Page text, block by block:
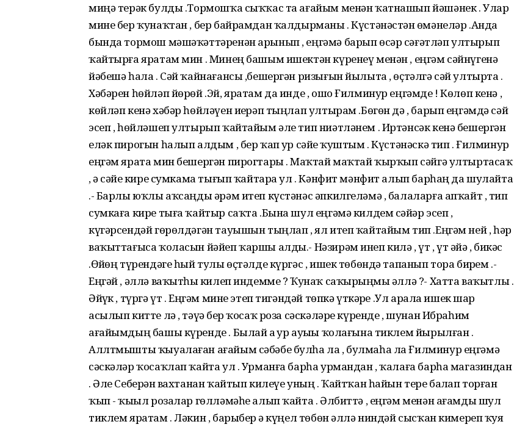
миңә терәк булды .Тормошҡа сыҡҡас та ағайым менән ҡатнашып йәшәнек . Улар
мине бер ҡунаҡтан , бер байрамдан ҡалдырманы . Күстәнәстән өҙмәнеләр .Анда
бында тормош мәшәҡәттәренән арынып , еңгәмә барып өсәр сәғәтләп ултырып
ҡайтырға яратам мин . Минең башым ишектән күренеү менән , еңгәм сәйнүгенә
йәбешә һала . Сәй ҡайнағансы ,бешергән ризығын йылыта , өҫтәлгә сәй ултырта .
Хәбәрен һөйләп йөрөй .Эй, яратам да инде , ошо Ғилминур еңгәмде ! Көлөп кенә ,
көйләп кенә хәбәр һөйләүен иҙерәп тыңлап ултырам .Бөгөн дә , барып еңгәмдә сәй
эсеп , һөйләшеп ултырып ҡайтайым әле тип ниәтләнем . Иртәнсәк кенә бешергән
еләк пирогын һалып алдым , бер ҡап ҙур сәйҙе ҡуштым . Күстәнәскә тип . Ғилминур
еңгәм ярата мин бешергән пирогтарҙы . Маҡтай маҡтай ҡырҡып сәйгә ултыртасаҡ
, ә сәйҙе кире сумкама тығып ҡайтара ул . Кәнфит мәнфит алып барһаң да шулайта
.- Барлы юҡлы аҡсаңды әрәм итеп күстәнәс әпкилгеләмә , балаларға апҡайт , тип
сумкаға кире тыға ҡайтыр саҡта .Бына шул еңгәмә килдем сәйҙәр эсеп ,
күгәрсендәй гөрөлдәгән тауышын тыңлап , ял итеп ҡайтайым тип .Еңгәм ней , һәр
ваҡыттағыса ҡоласын йәйеп ҡаршы алды.- Нәзирәм инеп килә , үт , үт әйҙә , бикәс
.Өйҙөң түрендәге һый тулы өҫтәлде күргәс , ишек төбөндә тапанып тора бирҙем .-
Еңгәй , әллә ваҡытһыҙ килеп индемме ? Ҡунаҡ саҡырҙыңмы әллә ?- Хатта ваҡытлы .
Әйҙүк , түргә үт . Еңгәм мине этеп тигәндәй төпкә үткәрҙе .Ул арала ишек шар
асылып китте лә , тәүҙә бер ҡосаҡ роза сәскәләре күренде , шунан Ибраһим
ағайымдың башы күренде . Былай ҙа ҙур ауыҙы ҡолағына тиклем йырылған .
Аллтмышты ҡыуалаған ағайым сәбәбе булһа ла , булмаһа ла Ғилминур еңгәмә
сәскәләр ҡосаҡлап ҡайта ул . Урманға барһа урмандан , ҡалаға барһа магазиндан
. Әле Себерҙән вахтанан ҡайтып килеүе уның . Ҡайтҡан һайын тере баҙлап торған
ҡып - ҡыҙыл розалар гөлләмәһе алып ҡайта . Әлбиттә , еңгәм менән ағамды шул
тиклем яратам . Ләкин , барыбер ҙә күңел төбөн әллә ниндәй сысҡан кимереп ҡуя